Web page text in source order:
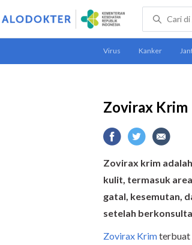
Zovirax Krim
Zovirax krim
kulit, termasuk
gatal, kesemutan,
setelah
Zovirax Krimterbuat